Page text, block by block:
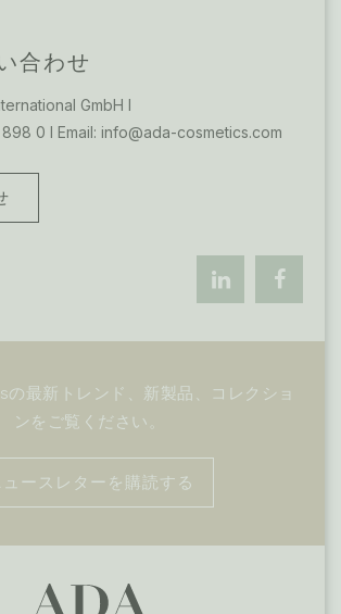
合わせ
GmbH I
0 I Email: info@ada-cosmetics.com
最新トレンド、新製品、コレクショ
ンをご覧ください。
ュースレターを購読する